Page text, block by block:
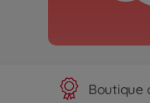
Boutique